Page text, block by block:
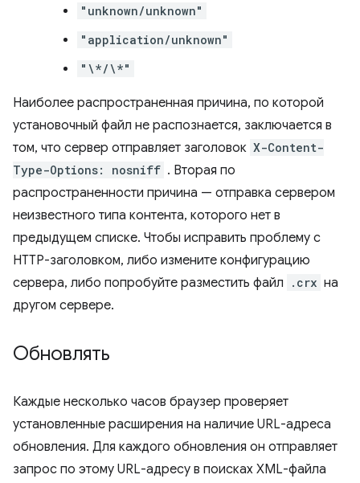
"unknown/unknown"
"application/unknown"
"\*/\*"
Наиболее распространенная причина, по которой
установочный файл не распознается, заключается в
том, что сервер отправляет заголовок X-Content-
Type-Options: nosniff . Вторая по
распространенности причина — отправка сервером
неизвестного типа контента, которого нет в
предыдущем списке. Чтобы исправить проблему с
HTTP-заголовком, либо измените конфигурацию
сервера, либо попробуйте разместить файл
.crx на
другом сервере.
Обновлять
Каждые несколько часов браузер проверяет
установленные расширения на наличие URL-адреса
обновления. Для каждого обновления он отправляет
запрос по этому URL-адресу в поисках XML-файла